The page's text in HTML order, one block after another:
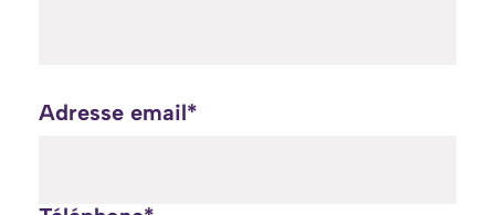
Adresse email*